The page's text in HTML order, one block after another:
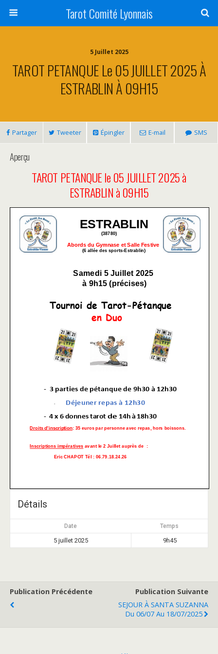
Tarot Comité Lyonnais
5 Juillet 2025
TAROT PETANQUE Le 05 JUILLET 2025 À
ESTRABLIN À 09H15
Partager Tweeter Épingler E-mail SMS
Aperçu
TAROT PETANQUE le 05 JUILLET 2025 à
ESTRABLIN à 09H15
Détails
Date Temps
5 juillet 2025 9h45
Publication Précédente
Publication Suivante
SEJOUR À SANTA SUZANNA
Du 06/07 Au 18/07/2025